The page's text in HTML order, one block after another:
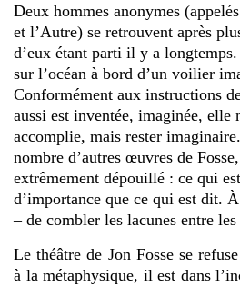
Deux hommes anonymes
et l’Autre) se retrouvent après
d’eux étant parti il y a
sur l’océan à bord d’un voilier
Conformément aux instructions
aussi est inventée, imaginée, elle
accomplie, mais rester
nombre d’autres œuvres de
extrêmement dépouillé : ce qui
d’importance que ce qui est dit.
– de combler les lacunes entre les
Le théâtre de Jon Fosse se
à la métaphysique, il est dans l’